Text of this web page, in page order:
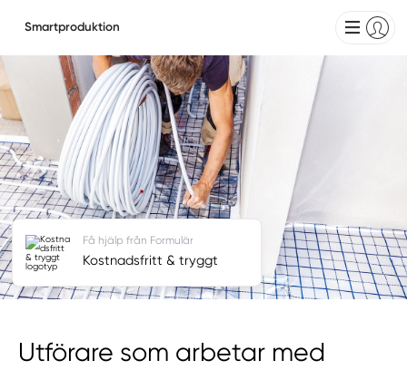
Smartproduktion
Utförare som arbetar med
Få hjälp från Formulär
Kostnadsfritt & tryggt